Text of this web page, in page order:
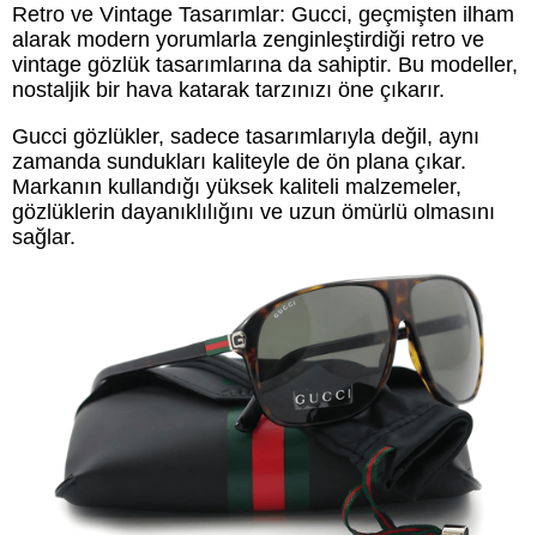
Retro ve Vintage Tasarımlar: Gucci, geçmişten ilham
alarak modern yorumlarla zenginleştirdiği retro ve
vintage gözlük tasarımlarına da sahiptir. Bu modeller,
nostaljik bir hava katarak tarzınızı öne çıkarır.
Gucci gözlükler, sadece tasarımlarıyla değil, aynı
zamanda sundukları kaliteyle de ön plana çıkar.
Markanın kullandığı yüksek kaliteli malzemeler,
gözlüklerin dayanıklılığını ve uzun ömürlü olmasını
sağlar.